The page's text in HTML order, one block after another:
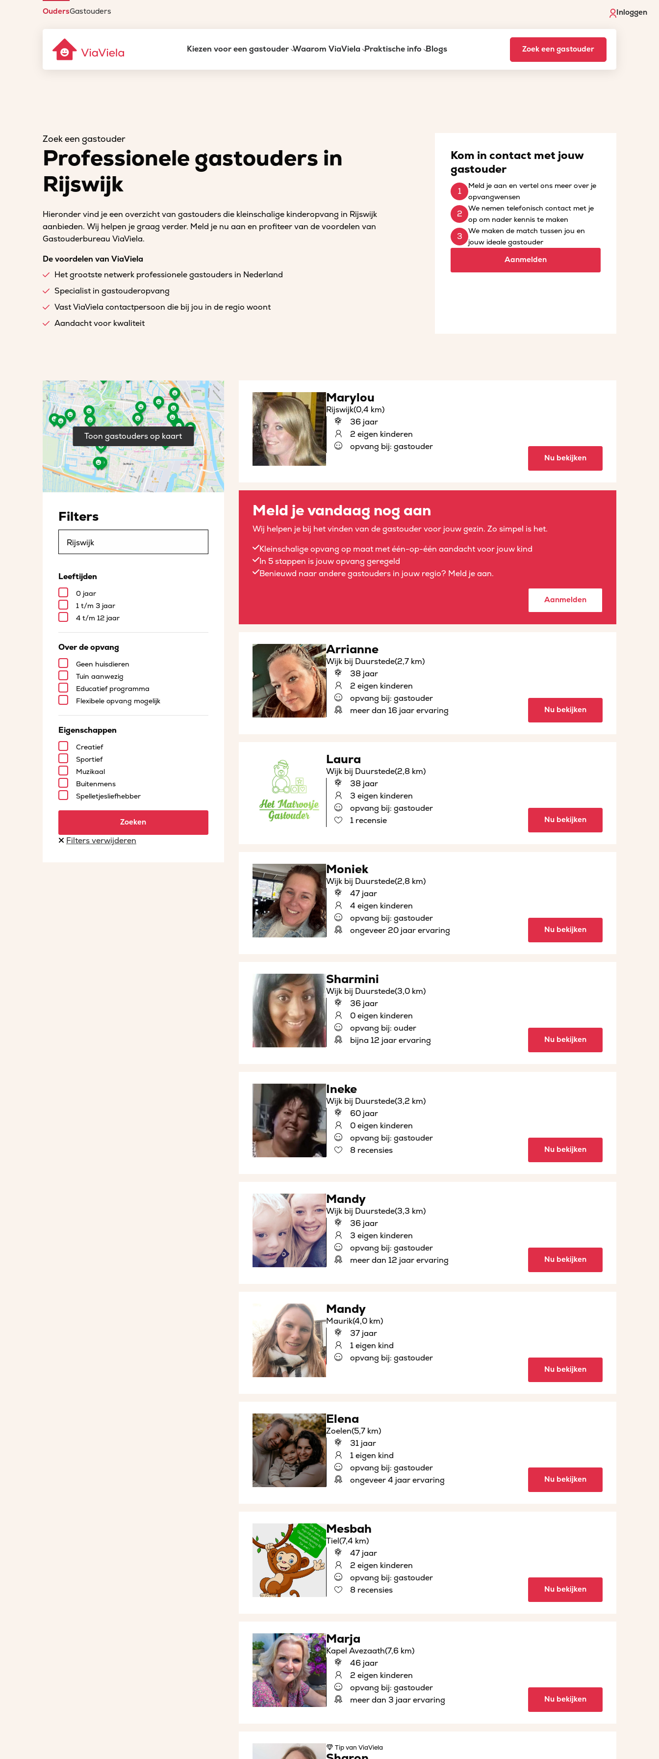
OudersGastouders Inloggen
Kiezen voor een gastouder Waarom ViaViela Praktische info Blogs Zoek een gastouder
Zoek een gastouder
Professionele gastouders in
Rijswijk
Hieronder vind je een overzicht van gastouders die kleinschalige kinderopvang in Rijswijk
aanbieden. Wij helpen je graag verder. Meld je nu aan en profiteer van de voordelen van
Gastouderbureau ViaViela.
De voordelen van ViaViela
Het grootste netwerk professionele gastouders in Nederland
Specialist in gastouderopvang
Vast ViaViela contactpersoon die bij jou in de regio woont
Aandacht voor kwaliteit
Kom in contact met jouw
gastouder
Meld je aan en vertel ons meer over je
opvangwensen
We nemen telefonisch contact met je
op om nader kennis te maken
We maken de match tussen jou en
jouw ideale gastouder
Aanmelden
Toon gastouders op kaart
Filters
Leeftijden
0 jaar
1 t/m 3 jaar
4 t/m 12 jaar
Over de opvang
Geen huisdieren
Tuin aanwezig
Educatief programma
Flexibele opvang mogelijk
Eigenschappen
Creatief
Sportief
Muzikaal
Buitenmens
Spelletjesliefhebber
Zoeken
Filters verwijderen
Marylou
Rijswijk(0,4 km)
36 jaar
2 eigen kinderen
opvang bij: gastouder
Nu bekijken
Meld je vandaag nog aan
Wij helpen je bij het vinden van de gastouder voor jouw gezin. Zo simpel is het.
Kleinschalige opvang op maat met één-op-één aandacht voor jouw kind
In 5 stappen is jouw opvang geregeld
Benieuwd naar andere gastouders in jouw regio? Meld je aan.
Aanmelden
Arrianne
Wijk bij Duurstede(2,7 km)
38 jaar
2 eigen kinderen
opvang bij: gastouder
meer dan 16 jaar ervaring
Nu bekijken
Laura
Wijk bij Duurstede(2,8 km)
38 jaar
3 eigen kinderen
opvang bij: gastouder
1 recensie
Nu bekijken
Moniek
Wijk bij Duurstede(2,8 km)
47 jaar
4 eigen kinderen
opvang bij: gastouder
ongeveer 20 jaar ervaring
Nu bekijken
Sharmini
Wijk bij Duurstede(3,0 km)
36 jaar
0 eigen kinderen
opvang bij: ouder
bijna 12 jaar ervaring
Nu bekijken
Ineke
Wijk bij Duurstede(3,2 km)
60 jaar
0 eigen kinderen
opvang bij: gastouder
8 recensies
Nu bekijken
Mandy
Wijk bij Duurstede(3,3 km)
36 jaar
3 eigen kinderen
opvang bij: gastouder
meer dan 12 jaar ervaring
Nu bekijken
Mandy
Maurik(4,0 km)
37 jaar
1 eigen kind
opvang bij: gastouder
Nu bekijken
Elena
Zoelen(5,7 km)
31 jaar
1 eigen kind
opvang bij: gastouder
ongeveer 4 jaar ervaring
Nu bekijken
Mesbah
Tiel(7,4 km)
47 jaar
2 eigen kinderen
opvang bij: gastouder
8 recensies
Nu bekijken
Marja
Kapel Avezaath(7,6 km)
46 jaar
2 eigen kinderen
opvang bij: gastouder
meer dan 3 jaar ervaring
Nu bekijken
Tipvan ViaViela